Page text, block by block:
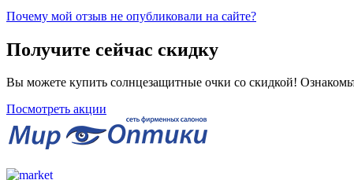
Почему мой отзыв не опубликовали на сайте?
Получите сейчас скидку
Вы можете купить солнцезащитные очки со скидкой!
Посмотреть акции